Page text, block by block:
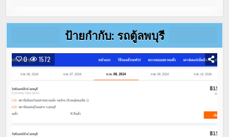
ป้ายกำกับ: รถตู้ลพบุรี
0 1572